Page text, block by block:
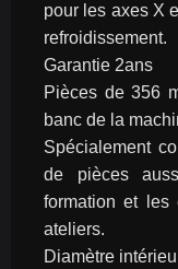
pour les axes X
refroidissement.
Garantie 2ans
Pièces de 356
banc de la
Spécialement
de pièces
formation et les
ateliers.
Diamètre